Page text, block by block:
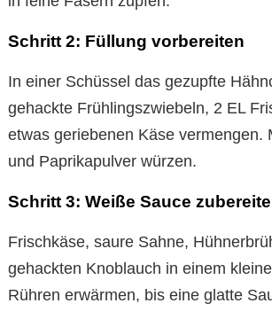
Schritt 2: Füllung vorbereiten
In einer Schüssel das gezupfte
gehackte Frühlingszwiebeln, 2 EL
etwas geriebenen Käse vermengen.
und Paprikapulver würzen.
Schritt 3: Weiße Sauce
Frischkäse, saure Sahne,
gehackten Knoblauch in einem
Rühren erwärmen, bis eine glatte